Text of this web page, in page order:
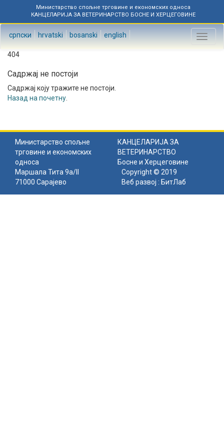
Министарство спољне трговине и економских односа
КАНЦЕЛАРИЈА ЗА ВЕТЕРИНАРСТВО БОСНЕ И ХЕРЦЕГОВИНЕ
српски hrvatski bosanski english
Toggle
404
Садржај не постоји
Садржај коју тражите не постоји.
Назад на почетну
Министарство спољне
трговине и економских
односа
КАНЦЕЛАРИЈА ЗА
ВЕТЕРИНАРСТВО
Босне и Херцеговине
Маршала Тита 9а/II
71000 Сарајево
Copyright © 2019
Веб развој : БитЛаб